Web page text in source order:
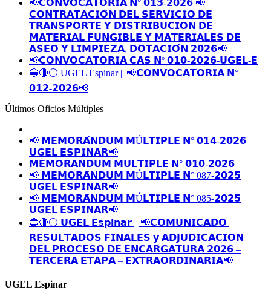
📢𝗖𝗢𝗡𝗩𝗢𝗖𝗔𝗧𝗢𝗥𝗜𝗔 𝗡° 𝟬𝟭𝟯-𝟮𝟬𝟮𝟲 📢
𝗖𝗢𝗡𝗧𝗥𝗔𝗧𝗔𝗖𝗜𝗢́𝗡 𝗗𝗘𝗟 𝗦𝗘𝗥𝗩𝗜𝗖𝗜𝗢 𝗗𝗘
𝗧𝗥𝗔𝗡𝗦𝗣𝗢𝗥𝗧𝗘 𝗬 𝗗𝗜𝗦𝗧𝗥𝗜𝗕𝗨𝗖𝗜𝗢𝗡 𝗗𝗘
𝗠𝗔𝗧𝗘𝗥𝗜𝗔𝗟 𝗙𝗨𝗡𝗚𝗜𝗕𝗟𝗘 𝗬 𝗠𝗔𝗧𝗘𝗥𝗜𝗔𝗟𝗘𝗦 𝗗𝗘
𝗔𝗦𝗘𝗢 𝗬 𝗟𝗜𝗠𝗣𝗜𝗘𝗭𝗔, 𝗗𝗢𝗧𝗔𝗖𝗜𝗢́𝗡 𝟮𝟬𝟮𝟲📢
📢𝗖𝗢𝗡𝗩𝗢𝗖𝗔𝗧𝗢𝗥𝗜𝗔 𝗖𝗔𝗦 𝗡º 𝟬𝟭𝟬-𝟮𝟬𝟮𝟲-𝗨𝗚𝗘𝗟-𝗘
🔵🔴⚪️ UGEL Espinar || 📢𝗖𝗢𝗡𝗩𝗢𝗖𝗔𝗧𝗢𝗥𝗜𝗔 𝗡°
𝟬𝟭𝟮-𝟮𝟬𝟮𝟲📢
Últimos Oficios Múltiples
📢 𝗠𝗘𝗠𝗢𝗥𝗔́𝗡𝗗𝗨𝗠 𝗠Ú𝗟𝗧𝗜𝗣𝗟𝗘 𝗡° 𝟬𝟭𝟰-𝟮𝟬𝟮𝟲
𝗨𝗚𝗘𝗟 𝗘𝗦𝗣𝗜𝗡𝗔𝗥📢
𝗠𝗘𝗠𝗢𝗥𝗔𝗡𝗗𝗨𝗠 𝗠𝗨𝗟𝗧𝗜𝗣𝗟𝗘 𝗡° 𝟬𝟭𝟬-𝟮𝟬𝟮𝟲
📢 𝗠𝗘𝗠𝗢𝗥𝗔́𝗡𝗗𝗨𝗠 𝗠Ú𝗟𝗧𝗜𝗣𝗟𝗘 𝗡° 087-𝟮𝟬𝟮𝟱
𝗨𝗚𝗘𝗟 𝗘𝗦𝗣𝗜𝗡𝗔𝗥📢
📢 𝗠𝗘𝗠𝗢𝗥𝗔́𝗡𝗗𝗨𝗠 𝗠Ú𝗟𝗧𝗜𝗣𝗟𝗘 𝗡° 085-𝟮𝟬𝟮𝟱
𝗨𝗚𝗘𝗟 𝗘𝗦𝗣𝗜𝗡𝗔𝗥📢
🔵🔴⚪️ 𝗨𝗚𝗘𝗟 𝗘𝘀𝗽𝗶𝗻𝗮𝗿 || 📢𝗖𝗢𝗠𝗨𝗡𝗜𝗖𝗔𝗗𝗢 |
𝗥𝗘𝗦𝗨𝗟𝗧𝗔𝗗𝗢𝗦 𝗙𝗜𝗡𝗔𝗟𝗘𝗦 𝘆 𝗔𝗗𝗝𝗨𝗗𝗜𝗖𝗔𝗖𝗜𝗢𝗡
𝗗𝗘𝗟 𝗣𝗥𝗢𝗖𝗘𝗦𝗢 𝗗𝗘 𝗘𝗡𝗖𝗔𝗥𝗚𝗔𝗧𝗨𝗥𝗔 𝟮𝟬𝟮𝟲 –
𝗧𝗘𝗥𝗖𝗘𝗥𝗔 𝗘𝗧𝗔𝗣𝗔 – 𝗘𝗫𝗧𝗥𝗔𝗢𝗥𝗗𝗜𝗡𝗔𝗥𝗜𝗔📢
UGEL Espinar